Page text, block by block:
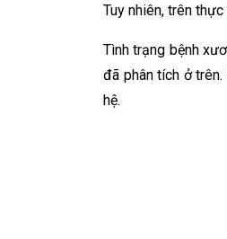
Tuy nhiên, trên
Tình trạng bệnh
đã phân tích ở
hệ.